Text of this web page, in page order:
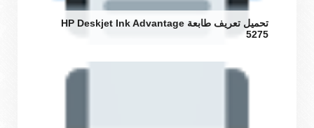
تحميل تعريف طابعة HP Deskjet Ink Advantage
5275